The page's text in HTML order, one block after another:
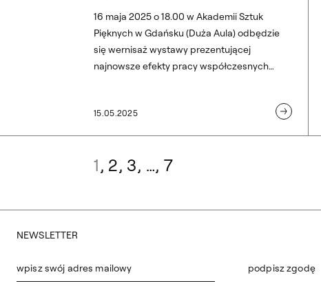
16 maja 2025 o 18.00 w Akademii Sztuk
Pięknych w Gdańsku (Duża Aula) odbędzie
się wernisaż wystawy prezentującej
najnowsze efekty pracy współczesnych
Warszawie – „WG”. Jest efektem idei
15.05.2025
1 2 3 … 7
NEWSLETTER
wpisz swój adres mailowy podpisz zgodę